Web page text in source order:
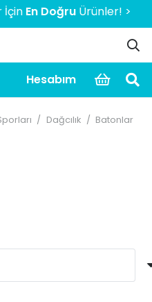
En DoğruÜrünler! > > > >
Hesabım
/ Dağcılık / Batonlar